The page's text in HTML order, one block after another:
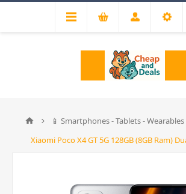
📱 Smartphones - Tablets - Wearables
Xiaomi Poco X4 GT 5G 128GB (8GB Ram)